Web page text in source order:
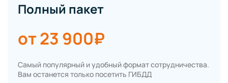
Полный пакет
от 23 900₽
Самый популярный и удобный формат сотрудничества.
Вам останется только посетить ГИБДД